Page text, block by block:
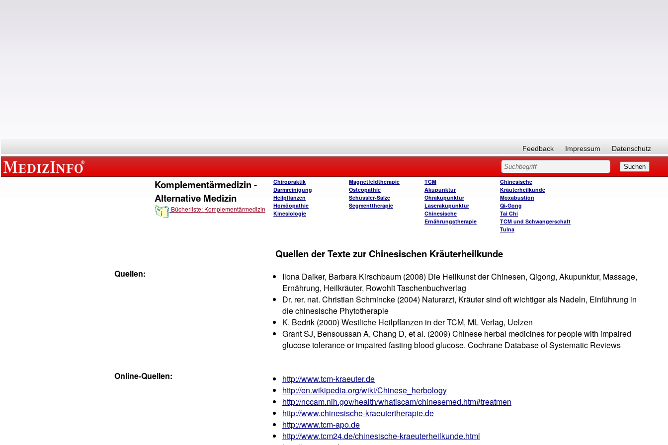
Feedback Impressum Datenschutz
Komplementärmedizin -
Alternative Medizin
Bücherliste: Komplementärmedizin
Chiropraktik
Darmreinigung
Heilpflanzen
Homöopathie
Kinesiologie
Magnetfeldtherapie
Osteopathie
Schüssler-Salze
Segmenttherapie
TCM
Akupunktur
Ohrakupunktur
Laserakupunktur
Chinesische
Ernährungstherapie
Chinesische
Kräuterheilkunde
Moxabustion
Qi-Gong
Tai Chi
TCM und Schwangerschaft
Tuina
Quellen der Texte zur Chinesischen Kräuterheilkunde
Quellen:
Ilona Daiker, Barbara Kirschbaum (2008) Die Heilkunst der Chinesen, Qigong, Akupunktur, Massage,
Ernährung, Heilkräuter, Rowohlt Taschenbuchverlag
Dr. rer. nat. Christian Schmincke (2004) Naturarzt, Kräuter sind oft wichtiger als Nadeln, Einführung in
die chinesische Phytotherapie
K. Bedrik (2000) Westliche Heilpflanzen in der TCM, ML Verlag, Uelzen
Grant SJ, Bensoussan A, Chang D, et al. (2009) Chinese herbal medicines for people with impaired
glucose tolerance or impaired fasting blood glucose. Cochrane Database of Systematic Reviews
Online-Quellen:
http://www.tcm-kraeuter.de
http://en.wikipedia.org/wiki/Chinese_herbology
http://nccam.nih.gov/health/whatiscam/chinesemed.htm#treatmen
http://www.chinesische-kraeutertherapie.de
http://www.tcm-apo.de
http://www.tcm24.de/chinesische-kraeuterheilkunde.html